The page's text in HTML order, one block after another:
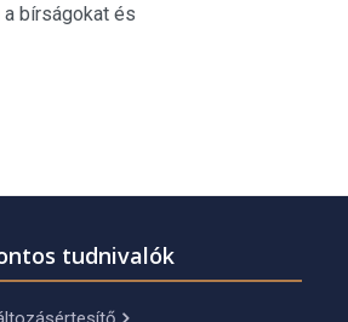
bírságokat és
tudnivalók